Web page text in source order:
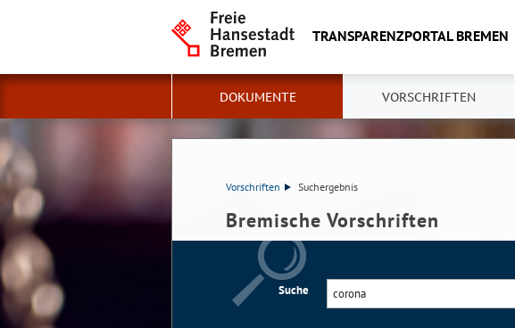
TRANSPARENZPORTAL BREMEN
DOKUMENTE VORSCHRIFTEN
Vorschriften Suchergebnis
Bremische Vorschriften
Suche